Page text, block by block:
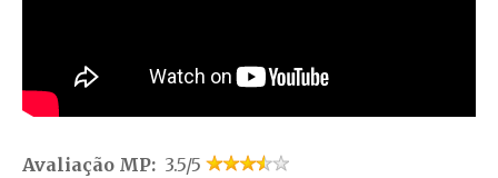
Avaliação MP: 3.5/5